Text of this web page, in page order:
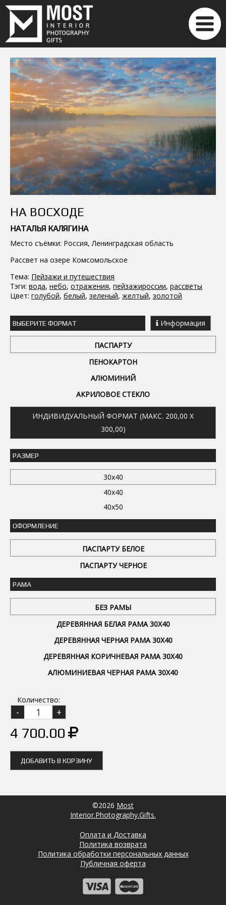
НА ВОСХОДЕ
НАТАЛЬЯ КАЛЯГИНА
Место съёмки: Россия, Ленинградская область
Рассвет на озере Комсомольское
Тема: Пейзажи и путешествия
Тэги: вода, небо, отражения, пейзажироссии, рассветы
Цвет: голубой, белый, зеленый, желтый, золотой
ВЫБЕРИТЕ ФОРМАТ Информация
ПАСПАРТУ
ПЕНОКАРТОН
АЛЮМИНИЙ
АКРИЛОВОЕ СТЕКЛО
ИНДИВИДУАЛЬНЫЙ ФОРМАТ (МАКС. 200,00 X
300,00)
РАЗМЕР
30x40
40x40
40x50
ОФОРМЛЕНИЕ
ПАСПАРТУ БЕЛОЕ
ПАСПАРТУ ЧЕРНОЕ
РАМА
БЕЗ РАМЫ
ДЕРЕВЯННАЯ БЕЛАЯ РАМА 30Х40
ДЕРЕВЯННАЯ ЧЕРНАЯ РАМА 30Х40
ДЕРЕВЯННАЯ КОРИЧНЕВАЯ РАМА 30Х40
АЛЮМИНИЕВАЯ ЧЕРНАЯ РАМА 30Х40
Количество:
4 700.00
ДОБАВИТЬ В КОРЗИНУ
©2026 Most
Interior.Photography.Gifts.
Оплата и Доставка
Политика возврата
Политика обработки персональных данных
Публичная оферта